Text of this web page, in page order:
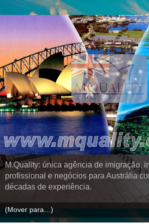
M.Quality: única agência de imigração,
profissional e negócios para Austrália
décadas de experiência.